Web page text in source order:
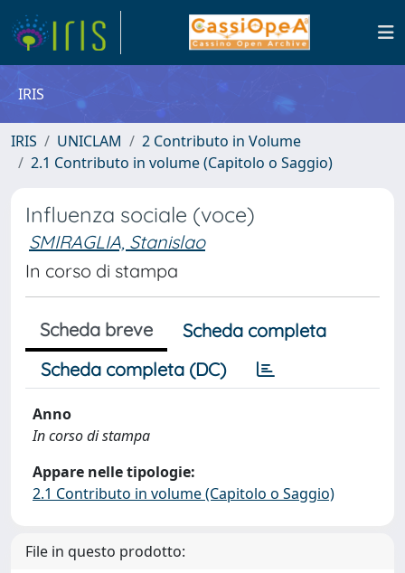
IRIS
IRIS UNICLAM
2 Contributo in Volume
2.1 Contributo in volume (Capitolo o Saggio)
Influenza sociale (voce)
SMIRAGLIA, Stanislao
In corso di stampa
Scheda breve
Scheda completa
Scheda completa (DC)
Anno
In corso di stampa
Appare nelle tipologie:
2.1 Contributo in volume (Capitolo o Saggio)
File in questo prodotto: